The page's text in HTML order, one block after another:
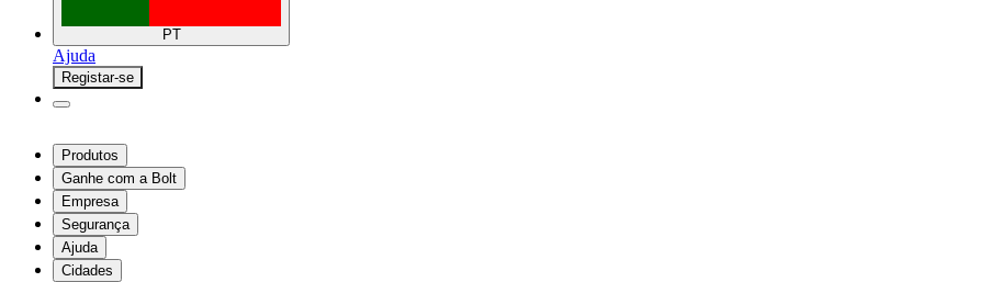
PT
Ajuda
Registar-se
Produtos
Ganhe com a Bolt
Empresa
Segurança
Ajuda
Cidades